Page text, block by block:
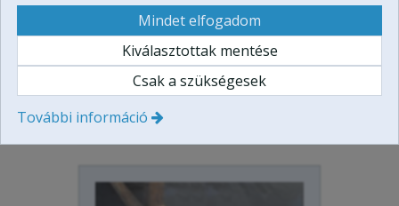
G Mercedes terepjárós
kalandtúra élményvezetés egy
óra terepjáró vezetéssel, fél
óra ajándék fotózással.
Bővebben
Mindet elfogadom
Kiválasztottak mentése
Csak a szükségesek
További információ